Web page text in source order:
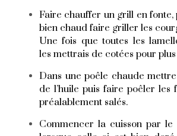
Faire chauffer un grill en fonte,
bien chaud faire griller les
Une fois que toutes les
les mettrais de cotées pour
Dans une poêle chaude
de l’huile puis faire poêler les
préalablement salés.
Commencer la cuisson par le